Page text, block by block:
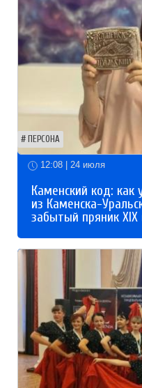
ПЕРСОНА
12:08 | 24 июля
Каменский код: как
из Каменска-
забытый пряник XIX